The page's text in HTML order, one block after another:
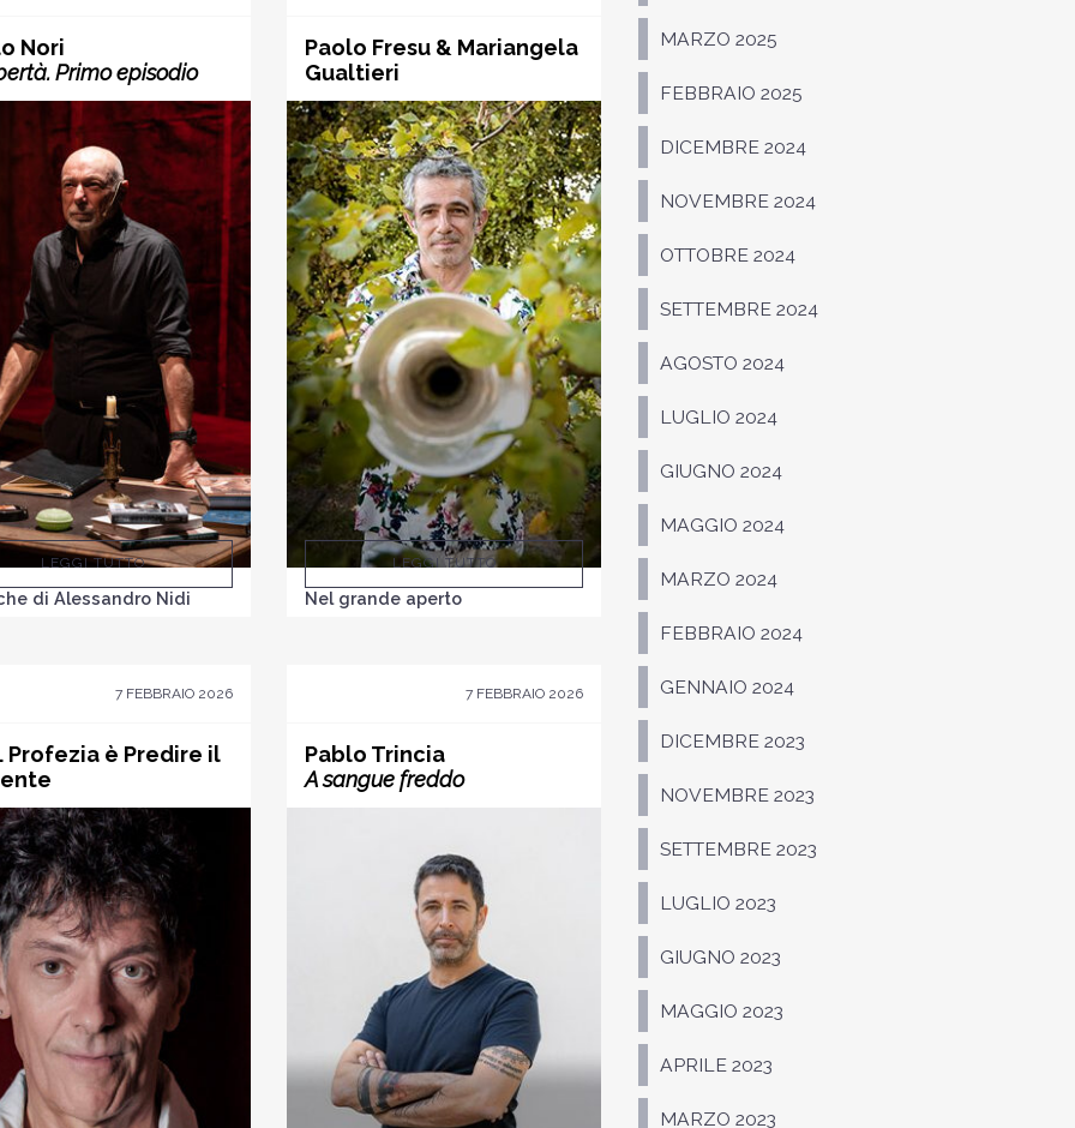
Nori
Primo episodio
di Alessandro Nidi
LEGGI TUTTO
Paolo Fresu & Mariangela
Gualtieri
Nel grande aperto
LEGGI TUTTO
7 FEBBRAIO 2026
Profezia è Predire il
7 FEBBRAIO 2026
Pablo Trincia
A sangue freddo
MARZO 2025
FEBBRAIO 2025
DICEMBRE 2024
NOVEMBRE 2024
OTTOBRE 2024
SETTEMBRE 2024
AGOSTO 2024
LUGLIO 2024
GIUGNO 2024
MAGGIO 2024
MARZO 2024
FEBBRAIO 2024
GENNAIO 2024
DICEMBRE 2023
NOVEMBRE 2023
SETTEMBRE 2023
LUGLIO 2023
GIUGNO 2023
MAGGIO 2023
APRILE 2023
MARZO 2023